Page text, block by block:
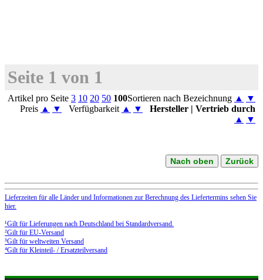
Seite 1 von 1
Artikel pro Seite 3 10 20 50 100Sortieren nach Bezeichnung ▲
▼
Preis ▲ ▼ Verfügbarkeit ▲ ▼
Hersteller | Vertrieb durch
▲
▼
Nach oben Zurück
Lieferzeiten für alle Länder und Informationen zur Berechnung des Liefertermins sehen Sie
hier.
¹Gilt für Lieferungen nach Deutschland bei Standardversand.
²Gilt für EU-Versand
³Gilt für weltweiten Versand
⁴Gilt für Kleinteil- / Ersatzteilversand